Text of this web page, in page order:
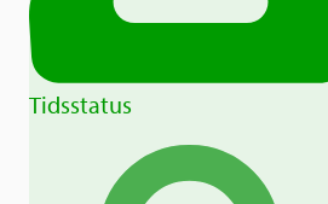
Tidsstatus